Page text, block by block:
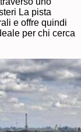
La pista
e offre quindi
per chi cerca